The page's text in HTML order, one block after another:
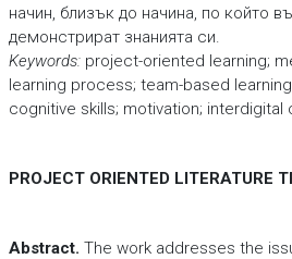
начин, близък до начина, по който
демонстрират знанията си.
Keywords:project-oriented learning;
learning process; team-based
cognitive skills; motivation; interdigital
PROJECT ORIENTED LITERATURE
Abstract. The work addresses the